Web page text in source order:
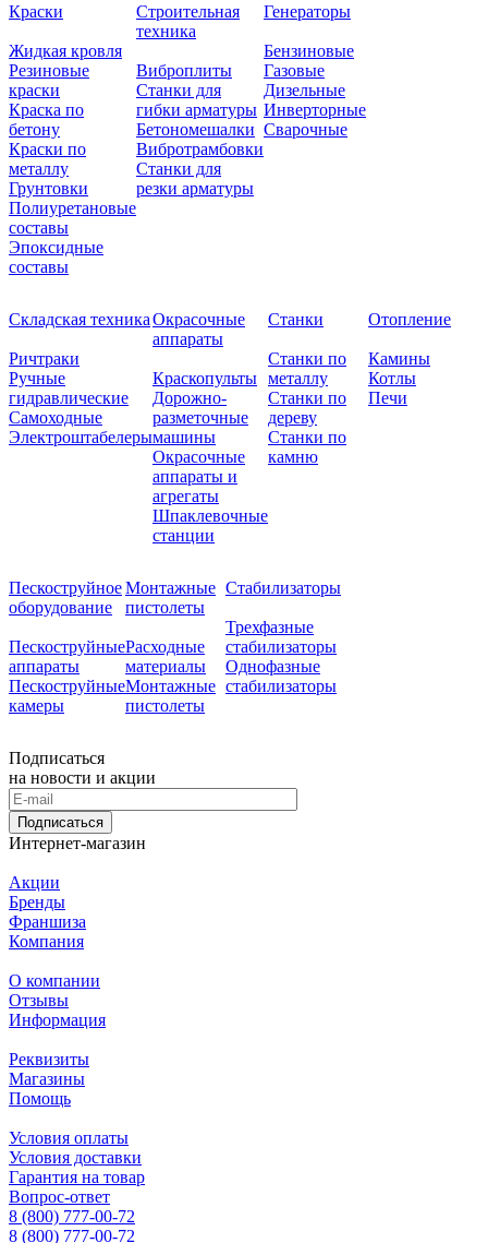
Краски
Жидкая кровля
Резиновые
краски
Краска по
бетону
Краски по
металлу
Грунтовки
Полиуретановые
составы
Эпоксидные
составы
Строительная
техника
Виброплиты
Станки для
гибки арматуры
Бетономешалки
Вибротрамбовки
Станки для
резки арматуры
Генераторы
Бензиновые
Газовые
Дизельные
Инверторные
Сварочные
Складская техника
Ричтраки
Ручные
гидравлические
Самоходные
Электроштабелеры
Окрасочные
аппараты
Краскопульты
Дорожно-
разметочные
машины
Окрасочные
аппараты и
агрегаты
Шпаклевочные
станции
Станки
Станки по
металлу
Станки по
дереву
Станки по
камню
Отопление
Камины
Котлы
Печи
Пескоструйное
оборудование
Пескоструйные
аппараты
Пескоструйные
камеры
Монтажные
пистолеты
Расходные
материалы
Монтажные
пистолеты
Стабилизаторы
Трехфазные
стабилизаторы
Однофазные
стабилизаторы
Подписаться
на новости и акции
Подписаться
Интернет-магазин
Акции
Бренды
Франшиза
Компания
О компании
Отзывы
Информация
Реквизиты
Магазины
Помощь
Условия оплаты
Условия доставки
Гарантия на товар
Вопрос-ответ
8 (800) 777-00-72
8 (800) 777-00-72